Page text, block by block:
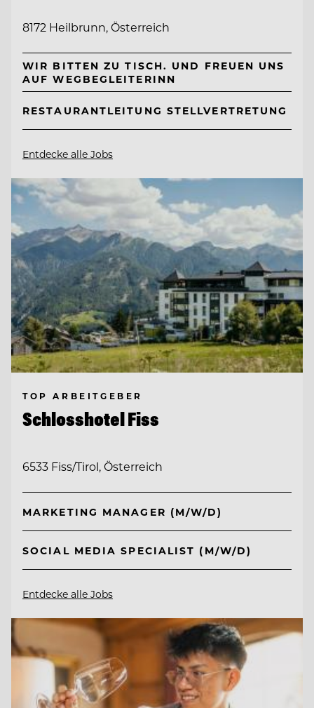
8172 Heilbrunn, Österreich
WIR BITTEN ZU TISCH. UND FREUEN UNS
AUF WEGBEGLEITERINN
RESTAURANTLEITUNG STELLVERTRETUNG
Entdecke alle Jobs
TOP ARBEITGEBER
Schlosshotel Fiss
6533 Fiss/Tirol, Österreich
MARKETING MANAGER (M/W/D)
SOCIAL MEDIA SPECIALIST (M/W/D)
Entdecke alle Jobs